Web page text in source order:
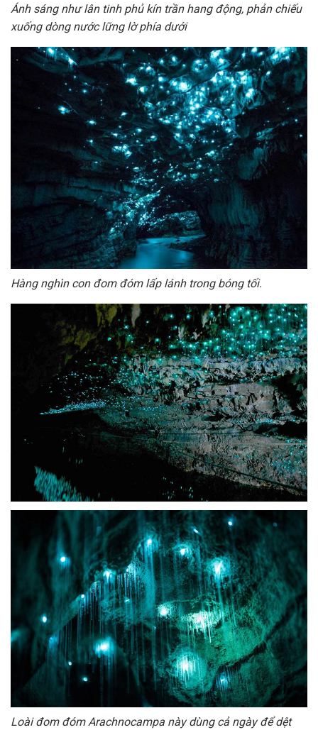
Ánh sáng như lân tinh phủ kín trần hang động, phản chiếu
xuống dòng nước lững lờ phía dưới
Hàng nghìn con đom đóm lấp lánh trong bóng tối.
Loài đom đóm Arachnocampa này dùng cả ngày để dệt